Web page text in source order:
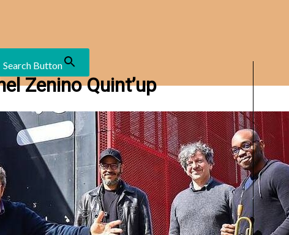
Search Button
Zenino Quint’up